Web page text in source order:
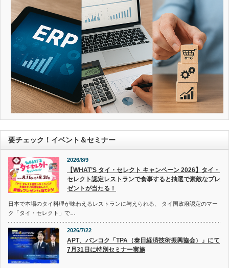
要チェック！イベント＆セミナー
2026/8/9
【WHAT’S タイ・セレクト キャンペーン 2026】タイ・
セレクト認定レストランで食事すると抽選で素敵なプレ
ゼントが当たる！
日本で本場のタイ料理が味わえるレストランに与えられる、 タイ国政府認定のマー
ク「タイ・セレクト」で…
2026/7/22
APT、バンコク「TPA（泰日経済技術振興協会）」にて
7月31日に特別セミナー実施